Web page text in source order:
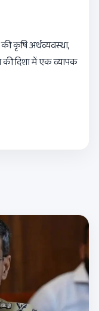
कृषि अर्थव्यवस्था,
की दिशा में एक व्यापक